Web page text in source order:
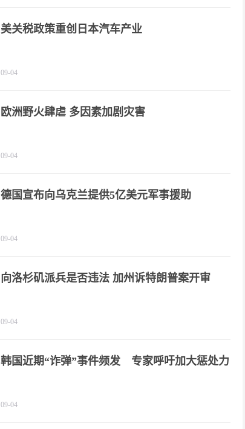
美关税政策重创日本汽车产业
09-04
欧洲野火肆虐 多因素加剧灾害
09-04
德国宣布向乌克兰提供5亿美元军事援助
09-04
向洛杉矶派兵是否违法 加州诉特朗普案开审
09-04
韩国近期“诈弹”事件频发 专家呼吁加大惩处力
09-04